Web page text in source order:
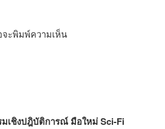
จะพิมพ์ความเห็น
เชิงปฎิบัติการณ์ มือใหม่ Sci-Fi